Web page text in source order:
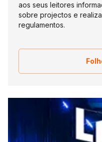
aos seus leitores
sobre projectos e
regulamentos.